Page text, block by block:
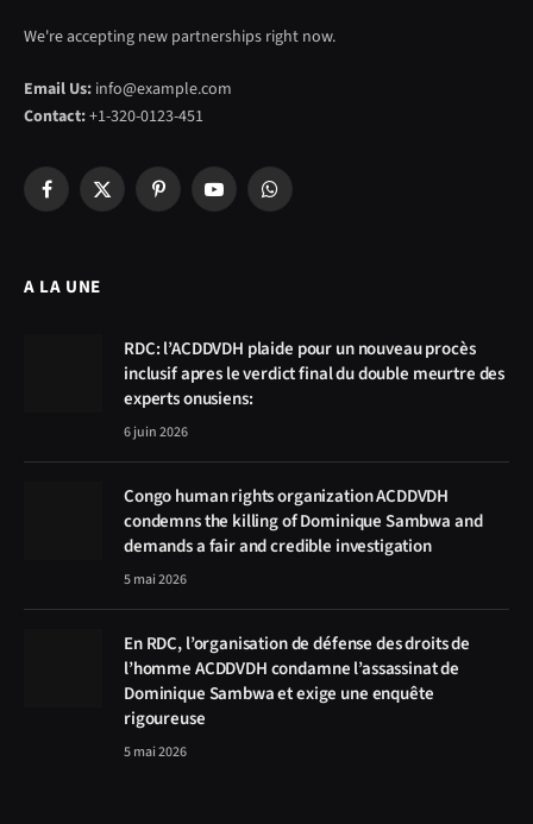
We're accepting new partnerships right now.
Email Us: info@example.com
Contact:+1-320-0123-451
Facebook
X
PinterestYouTubeWhatsApp
A LA UNE
RDC: l’ACDDVDH plaide pour un nouveau procès
inclusif apres le verdict final du double meurtre des
experts onusiens:
6 juin 2026
Congo human rights organization ACDDVDH
condemns the killing of Dominique Sambwa and
demands a fair and credible investigation
5 mai 2026
En RDC, l’organisation de défense des droits de
l’homme ACDDVDH condamne l’assassinat de
Dominique Sambwa et exige une enquête
rigoureuse
5 mai 2026